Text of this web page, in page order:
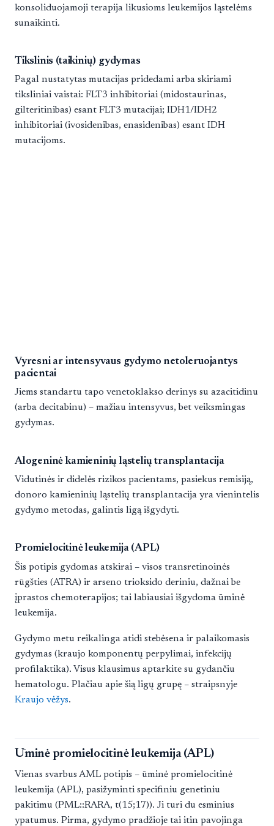
konsoliduojamoji terapija likusioms leukemijos ląstelėms
sunaikinti.
Tikslinis (taikinių) gydymas
Pagal nustatytas mutacijas pridedami arba skiriami
tiksliniai vaistai: FLT3 inhibitoriai (midostaurinas,
gilteritinibas) esant FLT3 mutacijai; IDH1/IDH2
inhibitoriai (ivosidenibas, enasidenibas) esant IDH
mutacijoms.
Vyresni ar intensyvaus gydymo netoleruojantys
pacientai
Jiems standartu tapo venetoklakso derinys su azacitidinu
(arba decitabinu) – mažiau intensyvus, bet veiksmingas
gydymas.
Alogeninė kamieninių ląstelių transplantacija
Vidutinės ir didelės rizikos pacientams, pasiekus remisiją,
donoro kamieninių ląstelių transplantacija yra vienintelis
gydymo metodas, galintis ligą išgydyti.
Promielocitinė leukemija (APL)
Šis potipis gydomas atskirai – visos transretinoinės
rūgšties (ATRA) ir arseno trioksido deriniu, dažnai be
įprastos chemoterapijos; tai labiausiai išgydoma ūminė
leukemija.
Gydymo metu reikalinga atidi stebėsena ir palaikomasis
gydymas (kraujo komponentų perpylimai, infekcijų
profilaktika). Visus klausimus aptarkite su gydančiu
hematologu. Plačiau apie šią ligų grupę – straipsnyje
Kraujo vėžys.
Ūminė promielocitinė leukemija (APL)
Vienas svarbus AML potipis – ūminė promielocitinė
leukemija (APL), pasižyminti specifiniu genetiniu
pakitimu (PML::RARA, t(15;17)). Ji turi du esminius
ypatumus. Pirma, gydymo pradžioje tai itin pavojinga